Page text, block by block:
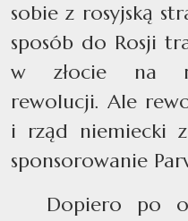
sobie z rosyjską
sposób do Rosji
w złocie na
rewolucji. Ale
i rząd niemiecki
sponsorowanie
Dopiero po